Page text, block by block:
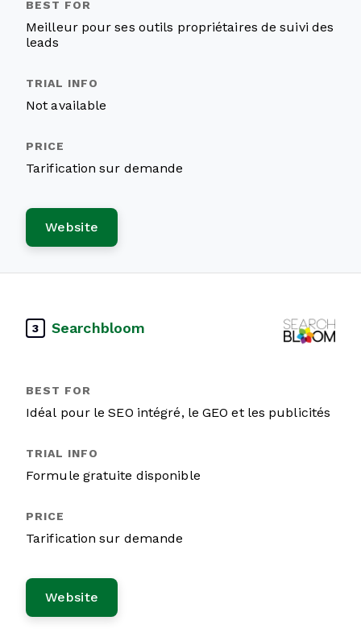
Meilleur pour ses outils propriétaires de suivi des
leads
Not available
Tarification sur demande
Website
3 Searchbloom
Idéal pour le SEO intégré, le GEO et les publicités
Formule gratuite disponible
Tarification sur demande
Website